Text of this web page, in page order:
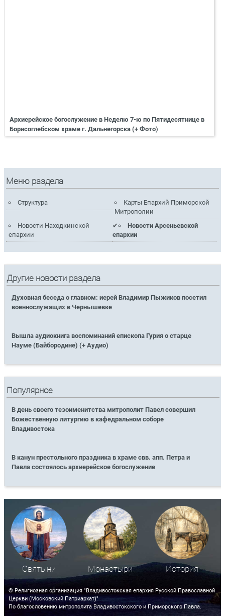
Архиерейское богослужение в Неделю 7-ю по Пятидесятнице в
Борисоглебском храме г. Дальнегорска (+ Фото)
Меню раздела
Структура
Карты Епархий Приморской
Митрополии
Новости Находкинской
епархии
Новости Арсеньевской
епархии
Другие новости раздела
Духовная беседа о главном: иерей Владимир Пыжиков посетил
военнослужащих в Чернышевке
Вышла аудиокнига воспоминаний епископа Гурия о старце
Науме (Байбородине) (+ Аудио)
Популярное
В день своего тезоименитства митрополит Павел совершил
Божественную литургию в кафедральном соборе
Владивостока
В канун престольного праздника в храме свв. апп. Петра и
Павла состоялось архиерейское богослужение
Святыни Монастыри История
© Религиозная организация "Владивостокская епархия Русской Православной
Церкви (Московский Патриархат)"
По благословению митрополита Владивостокского и Приморского Павла.